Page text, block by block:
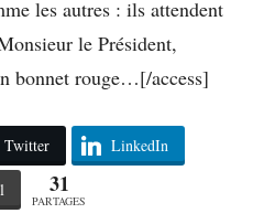
les autres : ils attendent
le Président,
bonnet rouge…[/access]
Twitter LinkedIn
31
PARTAGES